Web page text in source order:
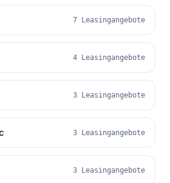
7 Leasingangebote
4 Leasingangebote
3 Leasingangebote
3 Leasingangebote
3 Leasingangebote